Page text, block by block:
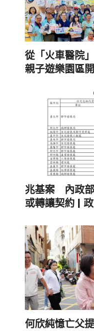
從「火車醫院
親子遊樂園區
兆基案 內政
或轉讓契約 |
何欣純憶亡父